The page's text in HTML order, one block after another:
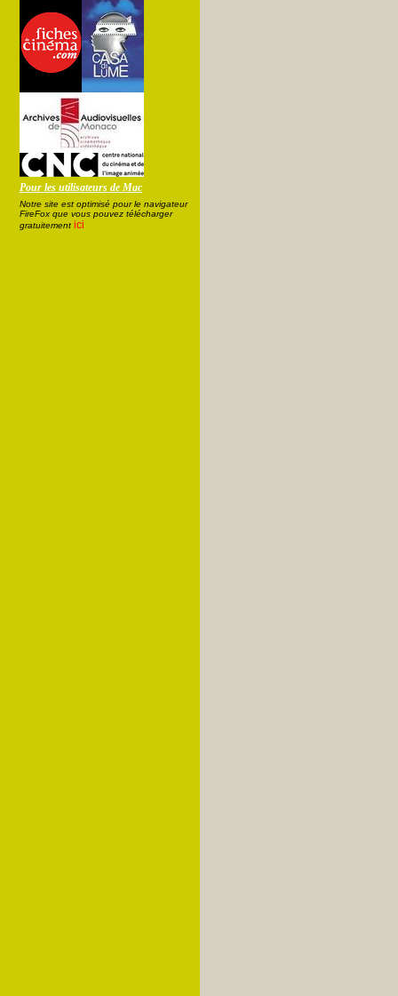
Pour les utilisateurs de Mac
Notre site est optimisé pour le navigateur
FireFox que vous pouvez télécharger
gratuitement ici